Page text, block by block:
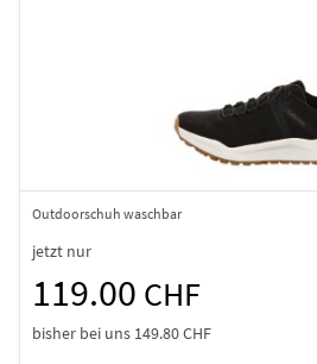
Outdoorschuh waschbar
jetzt nur
119.00 CHF
bisher bei uns 149.80 CHF